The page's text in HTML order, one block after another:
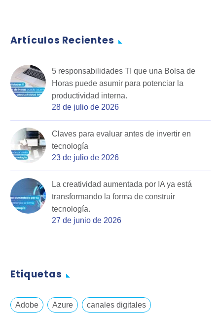
Artículos Recientes
5 responsabilidades TI que una Bolsa de
Horas puede asumir para potenciar la
productividad interna.
28 de julio de 2026
Claves para evaluar antes de invertir en
tecnología
23 de julio de 2026
La creatividad aumentada por IA ya está
transformando la forma de construir
tecnología.
27 de junio de 2026
Etiquetas
Adobe Azure canales digitales